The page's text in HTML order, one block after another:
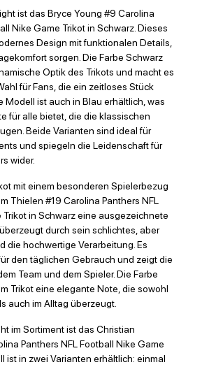
ist das Bryce Young #9 Carolina
Nike Game Trikot in Schwarz. Dieses
Design mit funktionalen Details,
sorgen. Die Farbe Schwarz
Optik des Trikots und macht es
für Fans, die ein zeitloses Stück
Modell ist auch in Blau erhältlich, was
für alle bietet, die die klassischen
Beide Varianten sind ideal für
und spiegeln die Leidenschaft für
wider.
mit einem besonderen Spielerbezug
Thielen #19 Carolina Panthers NFL
Trikot in Schwarz eine ausgezeichnete
durch sein schlichtes, aber
die hochwertige Verarbeitung. Es
den täglichen Gebrauch und zeigt die
Team und dem Spieler. Die Farbe
Trikot eine elegante Note, die sowohl
auch im Alltag überzeugt.
im Sortiment ist das Christian
Panthers NFL Football Nike Game
ist in zwei Varianten erhältlich: einmal